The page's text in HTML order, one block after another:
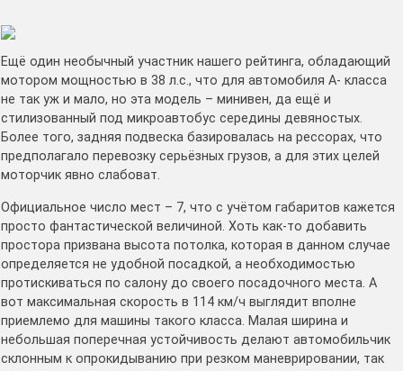
Ещё один необычный участник нашего рейтинга, обладающий
мотором мощностью в 38 л.с., что для автомобиля А- класса
не так уж и мало, но эта модель – минивен, да ещё и
стилизованный под микроавтобус середины девяностых.
Более того, задняя подвеска базировалась на рессорах, что
предполагало перевозку серьёзных грузов, а для этих целей
моторчик явно слабоват.
Официальное число мест – 7, что с учётом габаритов кажется
просто фантастической величиной. Хоть как-то добавить
простора призвана высота потолка, которая в данном случае
определяется не удобной посадкой, а необходимостью
протискиваться по салону до своего посадочного места. А
вот максимальная скорость в 114 км/ч выглядит вполне
приемлемо для машины такого класса. Малая ширина и
небольшая поперечная устойчивость делают автомобильчик
склонным к опрокидыванию при резком маневрировании, так